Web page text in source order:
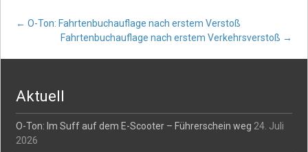
Post
← O-Ton: Fahrtenbuchauflage nach erstem Verstoß
Fahrtenbuchauflage nach erstem Verkehrsverstoß →
Aktuell
O-Ton: Im Suff auf dem E-Scooter – Führerschein weg 24. Juli
2026